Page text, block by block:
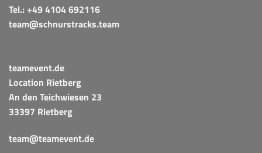
Tel.:+49 4104 692116
team@schnurstracks.team
teamevent.de
Location Rietberg
An den Teichwiesen 23
33397 Rietberg
team@teamevent.de